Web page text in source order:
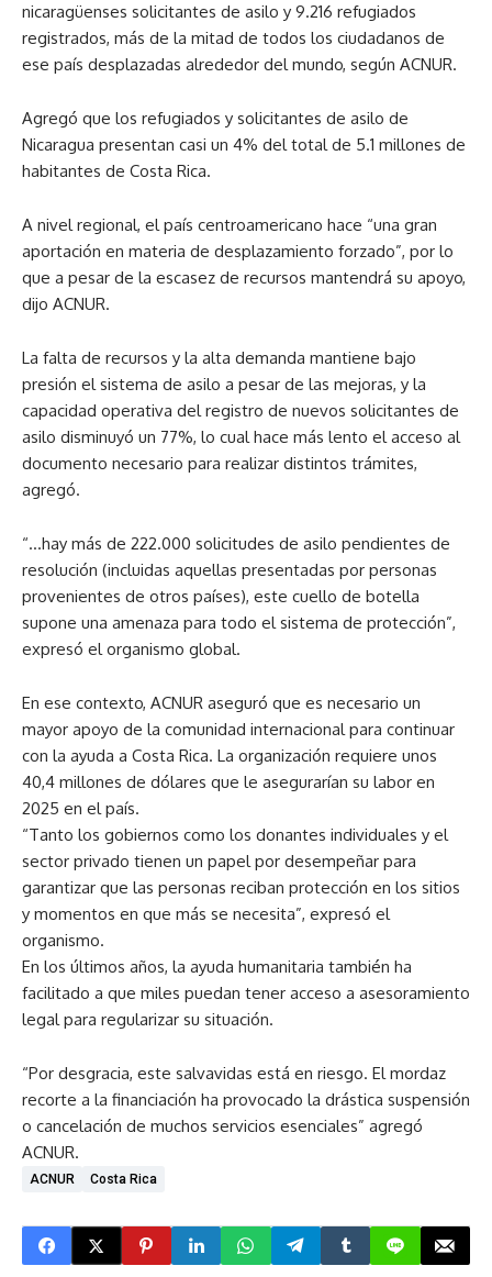
nicaragüenses solicitantes de asilo y 9.216 refugiados
registrados, más de la mitad de todos los ciudadanos de
ese país desplazadas alrededor del mundo, según ACNUR.
Agregó que los refugiados y solicitantes de asilo de
Nicaragua presentan casi un 4% del total de 5.1 millones de
habitantes de Costa Rica.
A nivel regional, el país centroamericano hace “una gran
aportación en materia de desplazamiento forzado”, por lo
que a pesar de la escasez de recursos mantendrá su apoyo,
dijo ACNUR.
La falta de recursos y la alta demanda mantiene bajo
presión el sistema de asilo a pesar de las mejoras, y la
capacidad operativa del registro de nuevos solicitantes de
asilo disminuyó un 77%, lo cual hace más lento el acceso al
documento necesario para realizar distintos trámites,
agregó.
“…hay más de 222.000 solicitudes de asilo pendientes de
resolución (incluidas aquellas presentadas por personas
provenientes de otros países), este cuello de botella
supone una amenaza para todo el sistema de protección”,
expresó el organismo global.
En ese contexto, ACNUR aseguró que es necesario un
mayor apoyo de la comunidad internacional para continuar
con la ayuda a Costa Rica. La organización requiere unos
40,4 millones de dólares que le asegurarían su labor en
2025 en el país.
“Tanto los gobiernos como los donantes individuales y el
sector privado tienen un papel por desempeñar para
garantizar que las personas reciban protección en los sitios
y momentos en que más se necesita”, expresó el
organismo.
En los últimos años, la ayuda humanitaria también ha
facilitado a que miles puedan tener acceso a asesoramiento
legal para regularizar su situación.
“Por desgracia, este salvavidas está en riesgo. El mordaz
recorte a la financiación ha provocado la drástica suspensión
o cancelación de muchos servicios esenciales” agregó
ACNUR.
ACNUR Costa Rica